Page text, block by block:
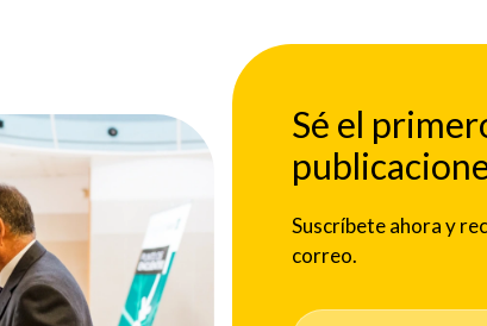
Sé el
Suscríbete ahora y
correo.